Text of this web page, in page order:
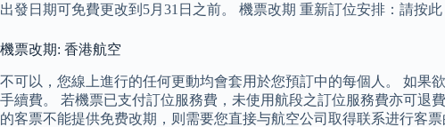
出發日期可免費更改到5月31日之前。 機票改期 重新訂位安排：請按
機票改期: 香港航空
不可以，您線上進行的任何更動均會套用於您預訂中的每個人。 如果
手續費。 若機票已支付訂位服務費，未使用航段之訂位服務費亦可退
的客票不能提供免费改期，则需要您直接与航空公司取得联系进行客